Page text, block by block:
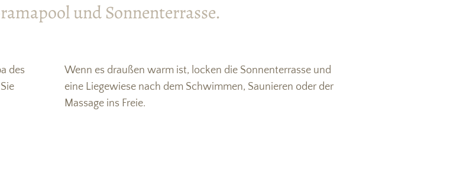
und Sonnenterrasse.
des
Wenn es draußen warm ist, locken die Sonnenterrasse und
eine Liegewiese nach dem Schwimmen, Saunieren oder der
Massage ins Freie.